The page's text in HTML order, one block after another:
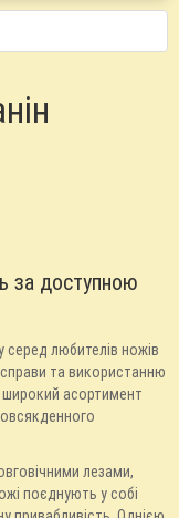
за доступною
любителів ножів
та використанню
широкий асортимент
лезами,
поєднують у собі